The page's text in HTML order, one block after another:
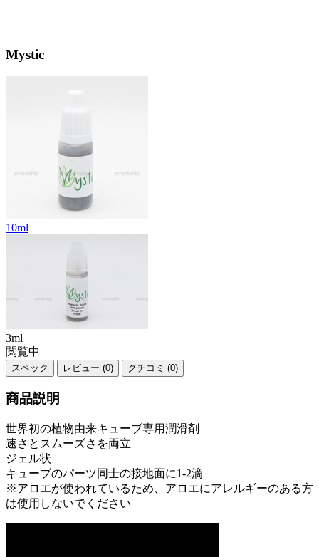
Mystic
10ml
3ml
閲覧中
スペック レビュー (0) クチコミ (0)
商品説明
世界初の植物由来キューブ専用潤滑剤
速さとスムーズさを両立
ジェル状
キューブのパーツ同士の接地面に1-2滴
※アロエが使われているため、アロエにアレルギーのある方
は使用しないでください